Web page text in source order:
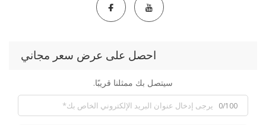
احصل على عرض سعر مجاني
سيتصل بك ممثلنا قريبًا.